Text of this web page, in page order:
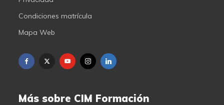
Condiciones matrícula
Mapa Web
Más sobre CIM Formación